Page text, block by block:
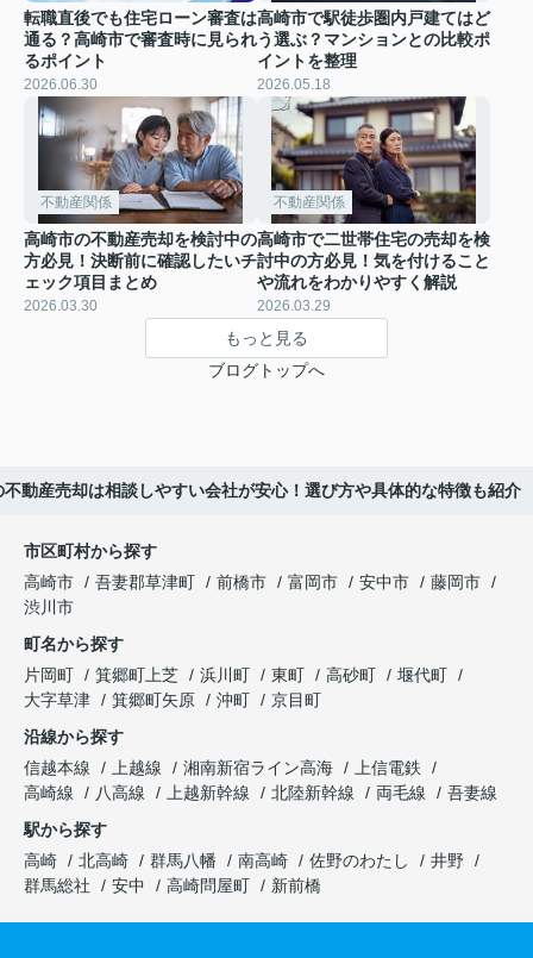
転職直後でも住宅ローン審査は
通る？高崎市で審査時に見られ
るポイント
2026.06.30
高崎市で駅徒歩圏内戸建てはど
う選ぶ？マンションとの比較ポ
イントを整理
2026.05.18
不動産関係
高崎市の不動産売却を検討中の
方必見！決断前に確認したいチ
ェック項目まとめ
2026.03.30
不動産関係
高崎市で二世帯住宅の売却を検
討中の方必見！気を付けること
や流れをわかりやすく解説
2026.03.29
もっと見る
ブログトップへ
不動産売却は相談しやすい会社が安心！選び方や具体的な特徴も紹介
市区町村から探す
高崎市
吾妻郡草津町 前橋市 富岡市 安中市
藤岡市
渋川市
町名から探す
片岡町
箕郷町上芝 浜川町 東町 高砂町
堰代町
大字草津
箕郷町矢原 沖町
京目町
沿線から探す
信越本線
上越線 湘南新宿ライン高海
上信電鉄
高崎線
八高線 上越新幹線 北陸新幹線 両毛線
吾妻線
駅から探す
高崎
北高崎 群馬八幡 南高崎 佐野のわたし
井野
群馬総社
安中 高崎問屋町 新前橋